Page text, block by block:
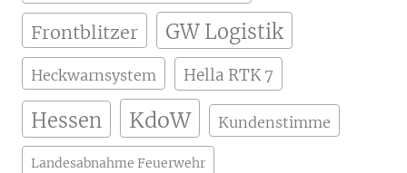
Frontblitzer GW Logistik
Heckwarnsystem Hella RTK 7
Hessen KdoW Kundenstimme
Landesabnahme Feuerwehr